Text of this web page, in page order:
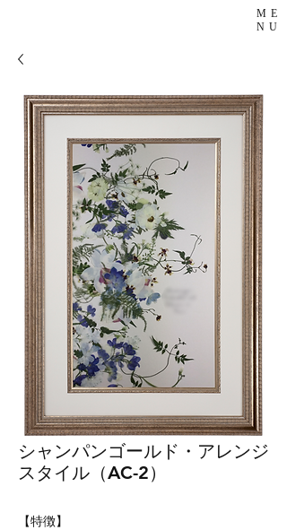
ME
NU
シャンパンゴールド・アレンジ
スタイル（AC-2）
【特徴】